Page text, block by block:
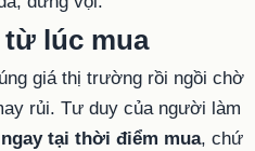
từ lúc mua
giá thị trường rồi ngồi chờ
rủi. Tư duy của người làm
tại thời điểm mua, chứ